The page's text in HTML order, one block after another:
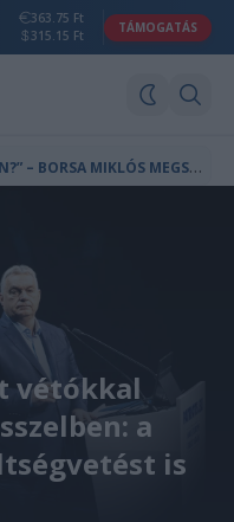
363.75 Ft
315.15 Ft
TÁMOGATÁS
„
KI MER ODAMENNI EZEK UTÁN?” – BORSA MIKLÓS MEGSZÓLALT AZ EGY NAP ALATT ELBUKOTT ÁLLÁSÁRÓL
vétókkal
a
is